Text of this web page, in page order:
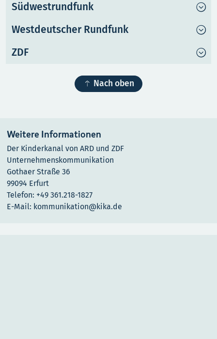
Südwestrundfunk
Westdeutscher Rundfunk
ZDF
 Nach oben
Weitere Informationen
Der Kinderkanal von ARD und ZDF
Unternehmenskommunikation
Gothaer Straße 36
99094 Erfurt
Telefon: +49 361.218-1827
E-Mail: kommunikation@kika.de